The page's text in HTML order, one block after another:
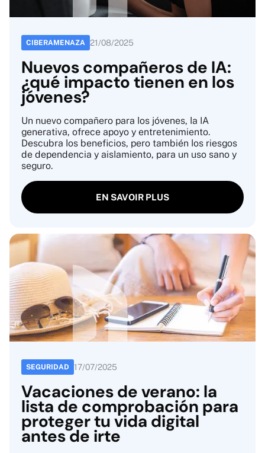
CIBERAMENAZA 21/08/2025
Nuevos compañeros de IA:
¿qué impacto tienen en los
jóvenes?
Un nuevo compañero para los jóvenes, la IA
generativa, ofrece apoyo y entretenimiento.
Descubra los beneficios, pero también los riesgos
de dependencia y aislamiento, para un uso sano y
seguro.
EN SAVOIR PLUS
SEGURIDAD 17/07/2025
Vacaciones de verano: la
lista de comprobación para
proteger tu vida digital
antes de irte